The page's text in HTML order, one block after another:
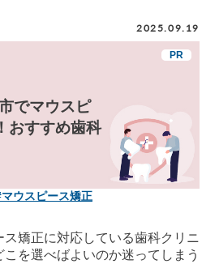
2025.09.19
でマウスピ
おすすめ歯科
ウスピース矯正
矯正に対応している歯科クリニ
を選べばよいのか迷ってしまう